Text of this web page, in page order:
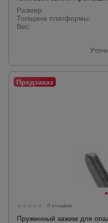
Размер:
Толщина платформы:
Вес:
0 отзывов
Пружинный зажим для